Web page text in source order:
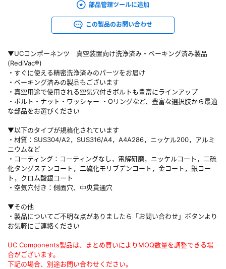
▼UCコンポーネンツ 真空装置向け洗浄済み・ベーキング済み製品
(RediVac®)
・すぐに使える精密洗浄済みのパーツをお届け
・ベーキング済みの製品もございます
・真空用途で使用される空気穴付きボルトも豊富にラインアップ
・ボルト・ナット・ワッシャー ・Oリングなど、豊富な選択肢から最適
な部品をお選びください
▼以下のタイプが規格化されています
・材質：SUS304/A2，SUS316/A4，A4A286，ニッケル200，アルミ
ニウムなど
・コーティング：コーティングなし，電解研磨，ニッケルコート，二硫
化タングステンコート，二硫化モリブデンコート，金コート，銀コー
ト，クロム酸銀コート
・空気穴付き：側面穴、中央貫通穴
▼その他
・製品についてご不明な点がありましたら「お問い合わせ」ボタンより
お気軽にご連絡ください
UC Components製品は、まとめ買いによりMOQ数量を調整できる場
合がございます。
下記の場合、別途お問い合わせください。
部品管理ツールに追加
この製品のお問い合わせ
※パスワードをお忘れの方は、パスワード再発行ページへ
※メールアドレスを忘れた方は、お問い合わせページよりお問い合わせくださ